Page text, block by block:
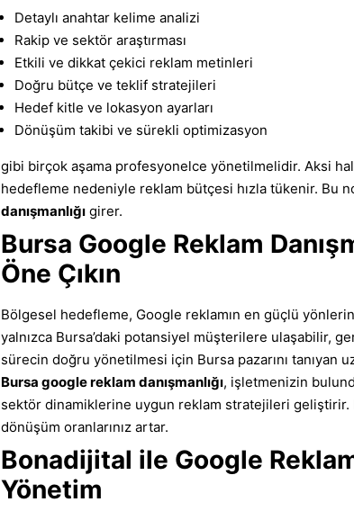
Detaylı anahtar kelime analizi
Rakip ve sektör araştırması
Etkili ve dikkat çekici reklam metinleri
Doğru bütçe ve teklif stratejileri
Hedef kitle ve lokasyon ayarları
Dönüşüm takibi ve sürekli optimizasyon
gibi birçok aşama profesyonelce yönetilmelidir. Aksi
hedefleme nedeniyle reklam bütçesi hızla tükenir. Bu
danışmanlığı girer.
Bursa Google Reklam
Öne Çıkın
Bölgesel hedefleme, Google reklamın en güçlü
yalnızca Bursa’daki potansiyel müşterilere ulaşabilir,
sürecin doğru yönetilmesi için Bursa pazarını tanıyan
Bursa google reklam danışmanlığı, işletmenizin
sektör dinamiklerine uygun reklam stratejileri geliştirir.
dönüşüm oranlarınız artar.
Bonadijital ile Google
Yönetim